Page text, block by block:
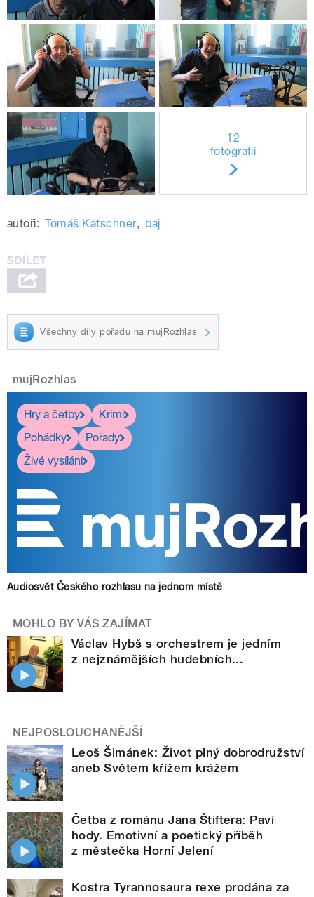
12
fotografií
autoři: Tomáš Katschner, baj
Všechny díly pořadu na mujRozhlas
mujRozhlas
Hry a četby
Krimi
Pohádky
Pořady
Živé vysílání
Audiosvět Českého rozhlasu na jednom místě
MOHLO BY VÁS ZAJÍMAT
Václav Hybš s orchestrem je jedním
z nejznámějších hudebních...
NEJPOSLOUCHANĚJŠÍ
Leoš Šimánek: Život plný dobrodružství
aneb Světem křížem krážem
Četba z románu Jana Štiftera: Paví
hody. Emotivní a poetický příběh
z městečka Horní Jelení
Kostra Tyrannosaura rexe prodána za